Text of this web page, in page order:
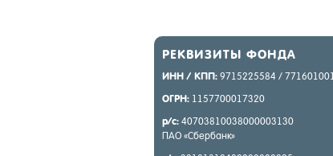
РЕК­ВИ­ЗИТЫ ФОН­ДА
ИНН / КПП: 9715225584 / 771601001
ОГРН: 1157700017320
р/с: 40703810038000003130
ПАО «Сбер­банк»